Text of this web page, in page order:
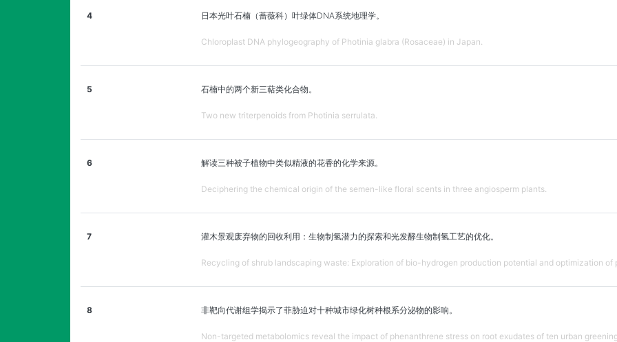
4 日本光叶石楠（蔷薇科）叶绿体DNA系统地理学。
Chloroplast DNA phylogeography of Photinia glabra (Rosaceae) in Japan.
5 石楠中的两个新三萜类化合物。
Two new triterpenoids from Photinia serrulata.
6 解读三种被子植物中类似精液的花香的化学来源。
Deciphering the chemical origin of the semen-like floral scents in three angiosperm plants.
7 灌木景观废弃物的回收利用：生物制氢潜力的探索和光发酵生物制氢工艺的优化。
Recycling of shrub landscaping waste: Exploration of bio-hydrogen production potential and optimization
8 非靶向代谢组学揭示了菲胁迫对十种城市绿化树种根系分泌物的影响。
Non-targeted metabolomics reveal the impact of phenanthrene stress on root exudates of ten urban